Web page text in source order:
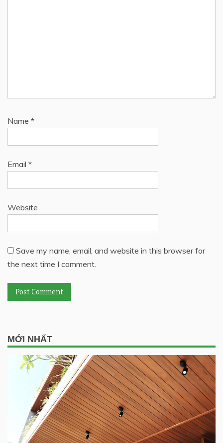
Name *
Email *
Website
Save my name, email, and website in this browser for
the next time I comment.
MỚI NHẤT